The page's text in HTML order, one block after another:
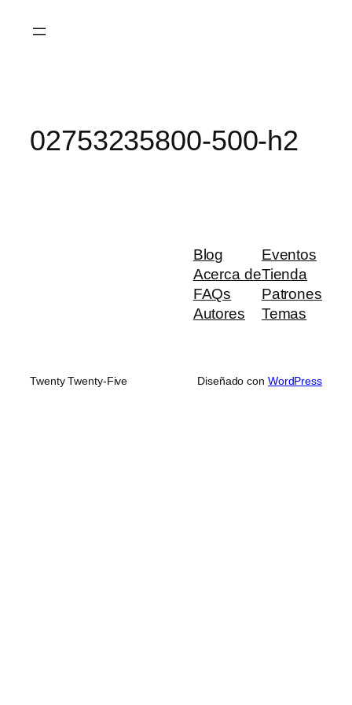
02753235800-500-h2
Blog
Acerca de
FAQs
Autores
Eventos
Tienda
Patrones
Temas
Twenty Twenty-Five Diseñado con WordPress